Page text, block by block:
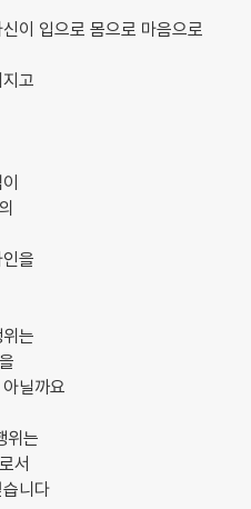
이 입으로 몸으로 마음으로
고
을
는
닐까요
위는
서
니다